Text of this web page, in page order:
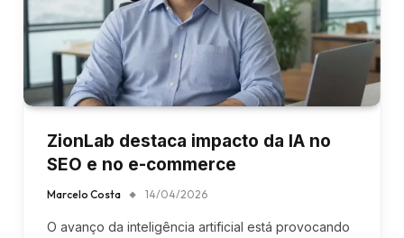
ZionLab destaca impacto da IA no
SEO e no e-commerce
Marcelo Costa 14/04/2026
O avanço da inteligência artificial está provocando